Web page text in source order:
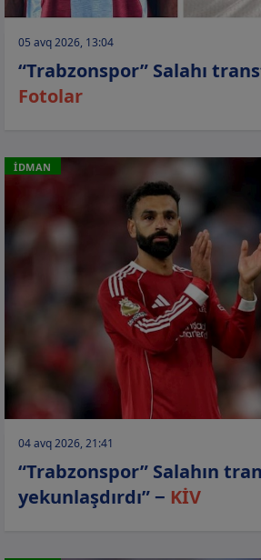
05 avq 2026, 13:04
“Trabzonspor” Salahı
Fotolar
İDMAN
04 avq 2026, 21:41
“Trabzonspor” Salahın
yekunlaşdırdı” − KİV